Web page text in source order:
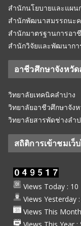
สำนักนโยบายและแผน
สำนักพัฒนาสมรรถนะ
สำนักมาตรฐานการอา
สำนักวิจัยและพัฒนากา
อาชีวศึกษาจังหวัด
วิทยาลัยเทคนิคลำปาง
วิทยาลัยอาชีวศึกษาจัง
วิทยาลัยสารพัดช่างลำ
สถิติการเข้าชมเว็
Views Today : 10
Views Yesterday
Views This